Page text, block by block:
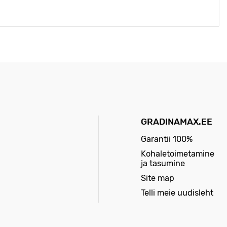
varjutavad lopsakaid, lumivalgeid õisikuid;
Õitsemise ajal meenutab taim
GRADINAMAX.EE
Garantii 100%
Kohaletoimetamine
ja tasumine
Site map
Telli meie uudisleht